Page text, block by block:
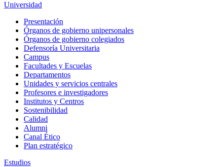
Universidad
Presentación
Órganos de gobierno unipersonales
Órganos de gobierno colegiados
Defensoría Universitaria
Campus
Facultades y Escuelas
Departamentos
Unidades y servicios centrales
Profesores e investigadores
Institutos y Centros
Sostenibilidad
Calidad
Alumni
Canal Ético
Plan estratégico
Estudios